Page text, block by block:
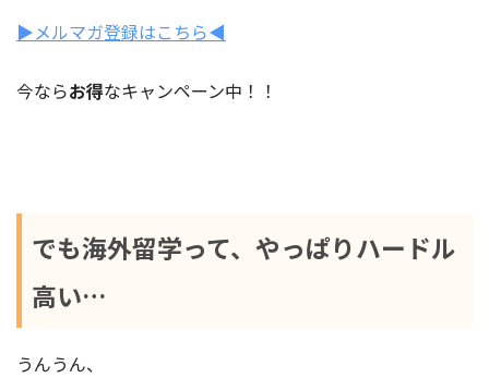
▶︎メルマガ登録はこちら◀︎
今ならお得なキャンペーン中！！
でも海外留学って、やっぱりハードル
高い…
うんうん、